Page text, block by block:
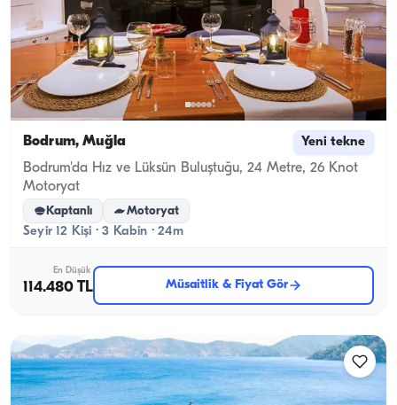
Bodrum, Muğla Yeni tekne
Bodrum'da Hız ve Lüksün Buluştuğu, 24 Metre, 26 Knot
Motoryat
Kaptanlı Motoryat
Seyir 12 Kişi · 3 Kabin · 24m
En Düşük
114.480 TL Müsaitlik & Fiyat Gör